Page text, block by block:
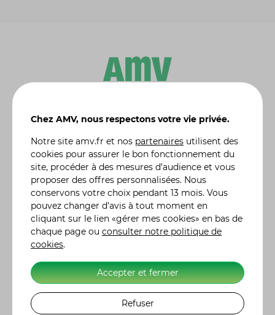
en ligne des solutions d'assurances dédiées aux
particuliers :
assurance auto , assurance habitation,
assurance moto de collection, assurance 4X4 etc. Une
gamme complète de formules d'assurance, des plus
classiques aux plus spécifiques, comme l'assurance
jetski ou quad, adaptées à vos besoins réels. Vous
pouvez moduler vos contrats en y incluant des
garanties particulières, en fonction de l'utilisation ou
des risques liés à votre véhicule. De la demande de
devis à la souscription de votre contrat assurance
moto, auto ou autre, tout se fait en ligne. Nos 300
conseillers sont également à votre écoute pour vous
renseigner et vous accompagner dans le choix de
votre contrat d'assurance. Retrouvez l'histoire des
constructeurs motoet leurs modèles de référence.
Alors n'hésitez plus et, ensemble, ayons l'assurance
Chez AMV, nous respectons votre vie privée.
Notre site amv.fr et nos partenaires utilisent des
cookies pour assurer le bon fonctionnement du
site, procéder à des mesures d’audience et vous
proposer des offres personnalisées. Nous
conservons votre choix pendant 13 mois. Vous
pouvez changer d’avis à tout moment en
cliquant sur le lien «gérer mes cookies» en bas de
chaque page ou consulter notre politique de
cookies.
Accepter et fermer
Refuser